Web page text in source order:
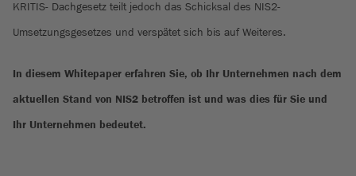
KRITIS- Dachgesetz teilt jedoch das Schicksal des NIS2-
Umsetzungsgesetzes und verspätet sich bis auf Weiteres.
In diesem Whitepaper erfahren Sie, ob Ihr Unternehmen nach dem
aktuellen Stand von NIS2 betroffen ist und was dies für Sie und
Ihr Unternehmen bedeutet.